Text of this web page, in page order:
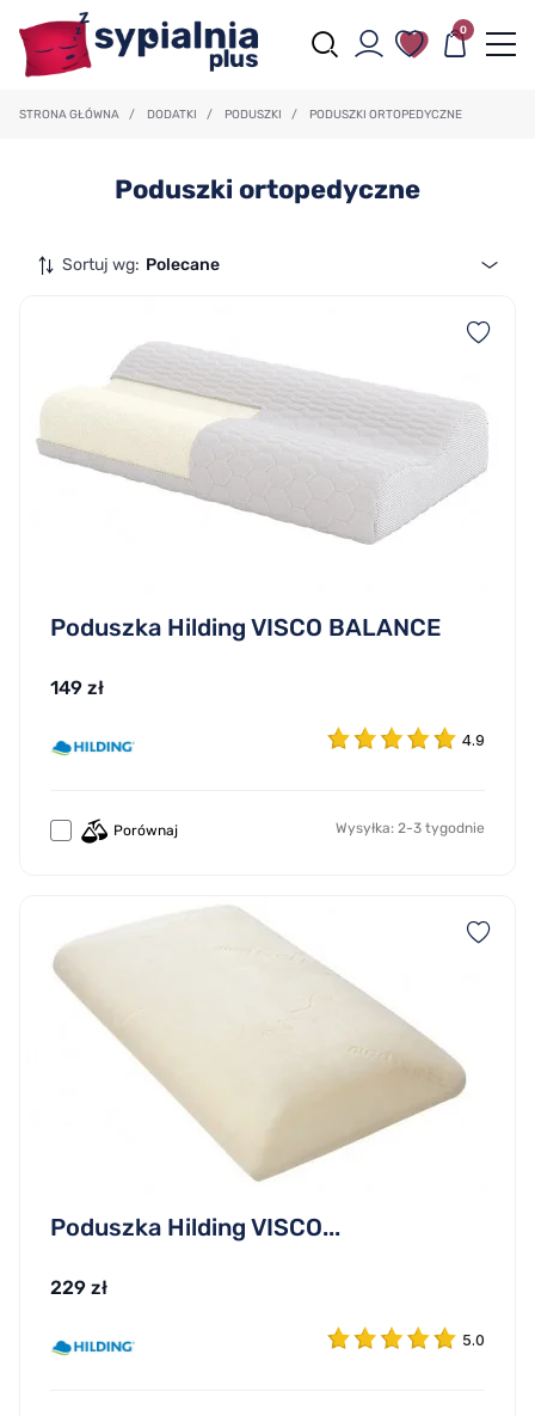
0
STRONA GŁÓWNA / DODATKI / PODUSZKI / PODUSZKI ORTOPEDYCZNE
Poduszki ortopedyczne
Sortuj wg: Polecane
Poduszka Hilding VISCO BALANCE
149 zł
4.9
Porównaj Wysyłka: 2-3 tygodnie
Poduszka Hilding VISCO...
229 zł
5.0